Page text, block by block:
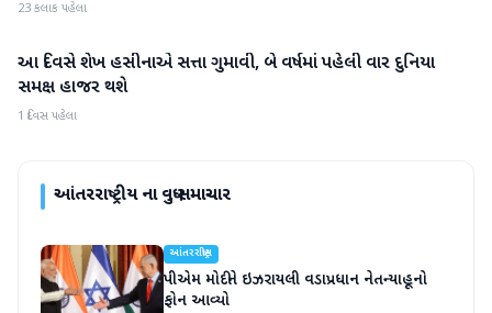
23 કલાક પહેલા
આંતરરાષ્ટ્રીય
આ દિવસે શેખ હસીનાએ સત્તા ગુમાવી, બે વર્ષમાં પહેલી વાર દુનિયા
સમક્ષ હાજર થશે
1 દિવસ પહેલા
આંતરરાષ્ટ્રીયના વધુ સમાચાર
આંતરરાષ્ટ્રીય
પીએમ મોદીને ઇઝરાયલી વડાપ્રધાન નેતન્યાહૂનો
ફોન આવ્યો